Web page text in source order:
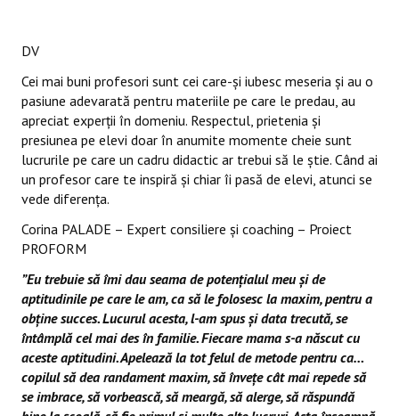
DV
Cei mai buni profesori sunt cei care-şi iubesc meseria şi au o
pasiune adevarată pentru materiile pe care le predau, au
apreciat experții în domeniu. Respectul, prietenia şi
presiunea pe elevi doar în anumite momente cheie sunt
lucrurile pe care un cadru didactic ar trebui să le ştie. Când ai
un profesor care te inspiră şi chiar îi pasă de elevi, atunci se
vede diferenţa.
Corina PALADE – Expert consiliere și coaching – Proiect
PROFORM
”Eu trebuie să îmi dau seama de potențialul meu și de
aptitudinile pe care le am, ca să le folosesc la maxim, pentru a
obține succes. Lucurul acesta, l-am spus și data trecută, se
întâmplă cel mai des în familie. Fiecare mama s-a născut cu
aceste aptitudini. Apelează la tot felul de metode pentru ca…
copilul să dea randament maxim, să învețe cât mai repede să
se imbrace, să vorbească, să meargă, să alerge, să răspundă